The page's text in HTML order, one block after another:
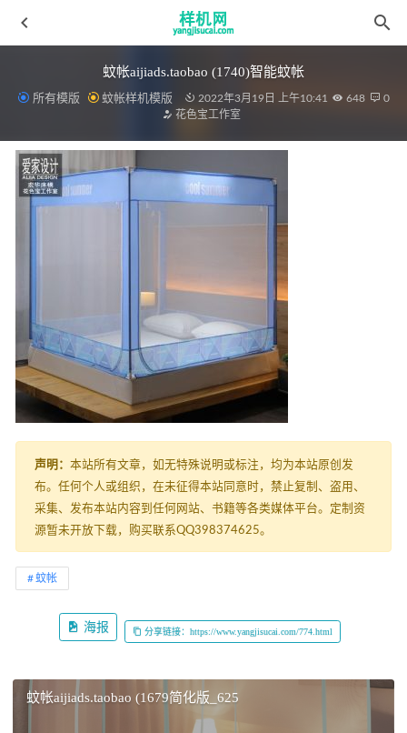
蚊帐aijiads.taobao (1740)智能蚊帐
所有模版 蚊帐样机模版 2022年3月19日 上午10:41 648
0
花色宝工作室
声明： 本站所有文章，如无特殊说明或标注，均为本站原创发
布。任何个人或组织，在未征得本站同意时，禁止复制、盗用、
采集、发布本站内容到任何网站、书籍等各类媒体平台。定制资
源暂未开放下载，购买联系QQ398374625。
蚊帐
海报 分享链接：https://www.yangjisucai.com/774.html
蚊帐aijiads.taobao (1679简化版_625
2022-04-10
四件套aijiads.taobao (1639)
2022-03-29
夏凉被aijiads.taobao (1786)光影
2022-03-17